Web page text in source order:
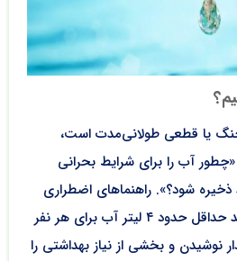
جنگ یا قطعی طولانی‌مدت است،
آب را برای شرایط بحرانی
شود؟». راهنماهای اضطراری
نظیر FEMA پیشنهاد می‌کنند حداقل حدود ۴ لیتر آب برای هر نفر
نوشیدن و بخشی از نیاز بهداشتی را